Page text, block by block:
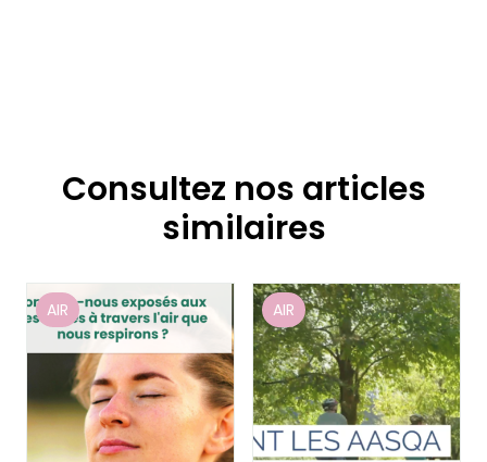
Consultez nos articles
similaires
AIR AIR